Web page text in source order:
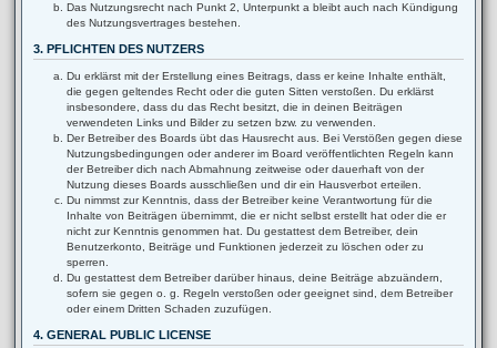
Das Nutzungsrecht nach Punkt 2, Unterpunkt a bleibt auch nach Kündigung
des Nutzungsvertrages bestehen.
3. PFLICHTEN DES NUTZERS
Du erklärst mit der Erstellung eines Beitrags, dass er keine Inhalte enthält,
die gegen geltendes Recht oder die guten Sitten verstoßen. Du erklärst
insbesondere, dass du das Recht besitzt, die in deinen Beiträgen
verwendeten Links und Bilder zu setzen bzw. zu verwenden.
Der Betreiber des Boards übt das Hausrecht aus. Bei Verstößen gegen diese
Nutzungsbedingungen oder anderer im Board veröffentlichten Regeln kann
der Betreiber dich nach Abmahnung zeitweise oder dauerhaft von der
Nutzung dieses Boards ausschließen und dir ein Hausverbot erteilen.
Du nimmst zur Kenntnis, dass der Betreiber keine Verantwortung für die
Inhalte von Beiträgen übernimmt, die er nicht selbst erstellt hat oder die er
nicht zur Kenntnis genommen hat. Du gestattest dem Betreiber, dein
Benutzerkonto, Beiträge und Funktionen jederzeit zu löschen oder zu
sperren.
Du gestattest dem Betreiber darüber hinaus, deine Beiträge abzuändern,
sofern sie gegen o. g. Regeln verstoßen oder geeignet sind, dem Betreiber
oder einem Dritten Schaden zuzufügen.
4. GENERAL PUBLIC LICENSE